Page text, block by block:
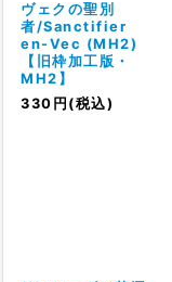
ヴェクの聖別
者/Sanctifier
en-Vec (MH2)
【旧枠加工版・
MH2】
330 円 (税込)